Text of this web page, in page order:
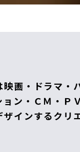
画・ドラマ・
ン・ＣＭ・Ｐ
ザインするクリ